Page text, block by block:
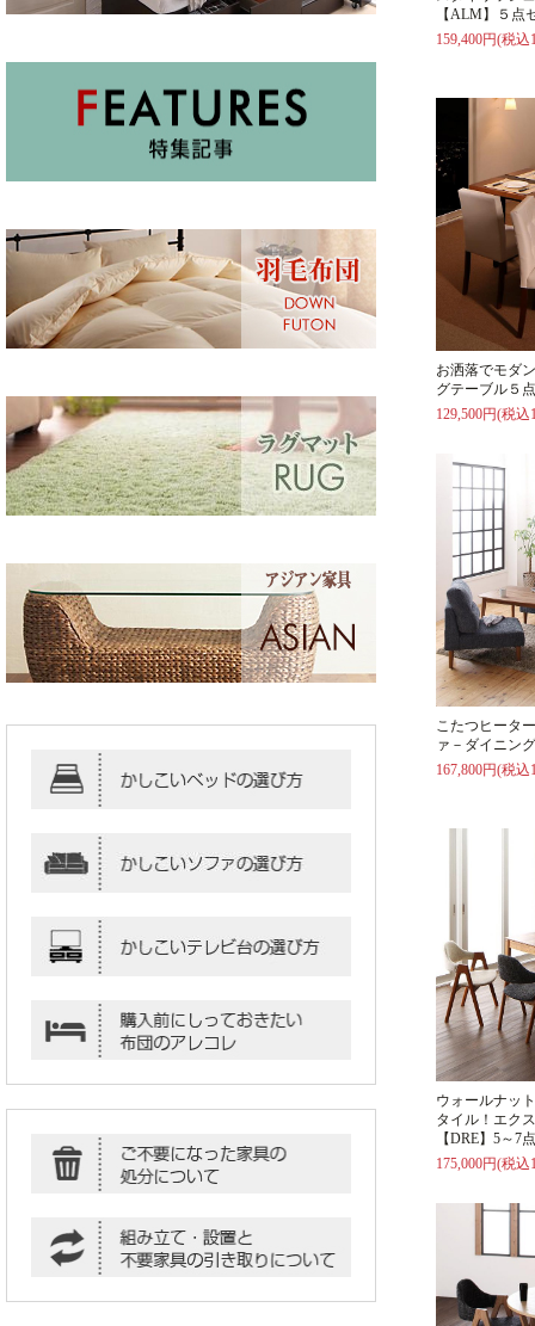
【ALM】５点
159,400円(税込
お洒落でモダ
グテーブル５
129,500円(税込
こたつヒータ
ァ－ダイニン
167,800円(税込
ウォールナッ
タイル！エク
【DRE】5～7
175,000円(税込